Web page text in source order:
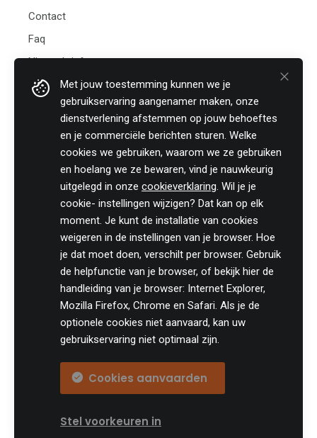
Met jouw toestemming kunnen we je
gebruikservaring aangenamer maken, onze
dienstverlening afstemmen op jouw behoeftes
en je commerciële berichten sturen. Welke
cookies we gebruiken, waarom we ze gebruiken
en hoelang we ze bewaren, vind je nauwkeurig
uitgelegd in onze cookieverklaring. Wil je je
cookie- instellingen wijzigen? Dat kan op elk
moment. Je kunt de installatie van cookies
weigeren in de instellingen van je browser. Hoe
je dat moet doen, verschilt per browser. Gebruik
de helpfunctie van je browser, of bekijk hier de
handleiding van je browser: Internet Explorer,
Mozilla Firefox, Chrome en Safari. Als je de
optionele cookies niet aanvaard, kan uw
gebruikservaring niet optimaal zijn.
Cookies aanvaarden
Stel voorkeuren in
Contact
Faq
Nieuwsbrief
Practicali bv
Hof te Perremans 16
+32 (0)46 820 02 12
Fax: +32 (0)51 85 00 78
E-mail: info@practicali.be
Ondernemingsnummer: BE 0848.432.274
Volg ons fiscaal nieuws op
© Practicali Algemene voorwaarden
Cookie Settings